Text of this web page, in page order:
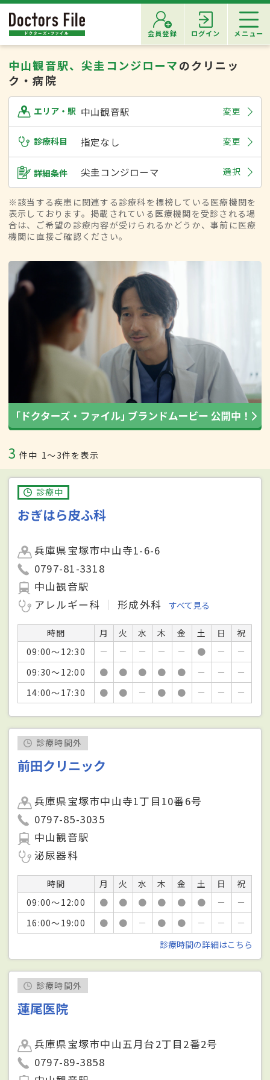
会員登録 ログイン メニュー
中山観音駅、尖圭コンジローマのクリニッ
ク・病院
エリア・駅 中山観音駅 変更
診療科目 指定なし 変更
詳細条件 尖圭コンジローマ 選択
※該当する疾患に関連する診療科を標榜している医療機関を
表示しております。掲載されている医療機関を受診される場
合は、ご希望の診療内容が受けられるかどうか、事前に医療
機関に直接ご確認ください。
3 件中 1〜3件を表示
診療中
おぎはら皮ふ科
兵庫県宝塚市中山寺1-6-6
0797-81-3318
中山観音駅
アレルギー科
形成外科 すべて見る
時間 月 火 水 木 金 土 日
祝
09:00～12:30
－ － － － － ● －
－
09:30～12:00
● ● ● ● ● － －
－
14:00～17:30
● ● － ● ● － － －
診療時間外
前田クリニック
兵庫県宝塚市中山寺1丁目10番6号
0797-85-3035
中山観音駅
泌尿器科
時間 月 火 水 木 金 土 日
祝
09:00～12:00
● ● ● ● ● ● －
－
16:00～19:00
● ● － ● ● － －
－
診療時間の詳細はこちら
診療時間外
蓮尾医院
兵庫県宝塚市中山五月台2丁目2番2号
0797-89-3858